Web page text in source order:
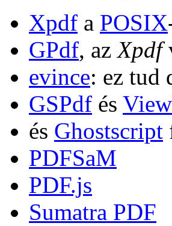
Xpdf a POSIX
GPdf, azXpdf
evince: ez tud
GSPdf és
és Ghostscript
PDFSaM
PDF.js
Sumatra PDF